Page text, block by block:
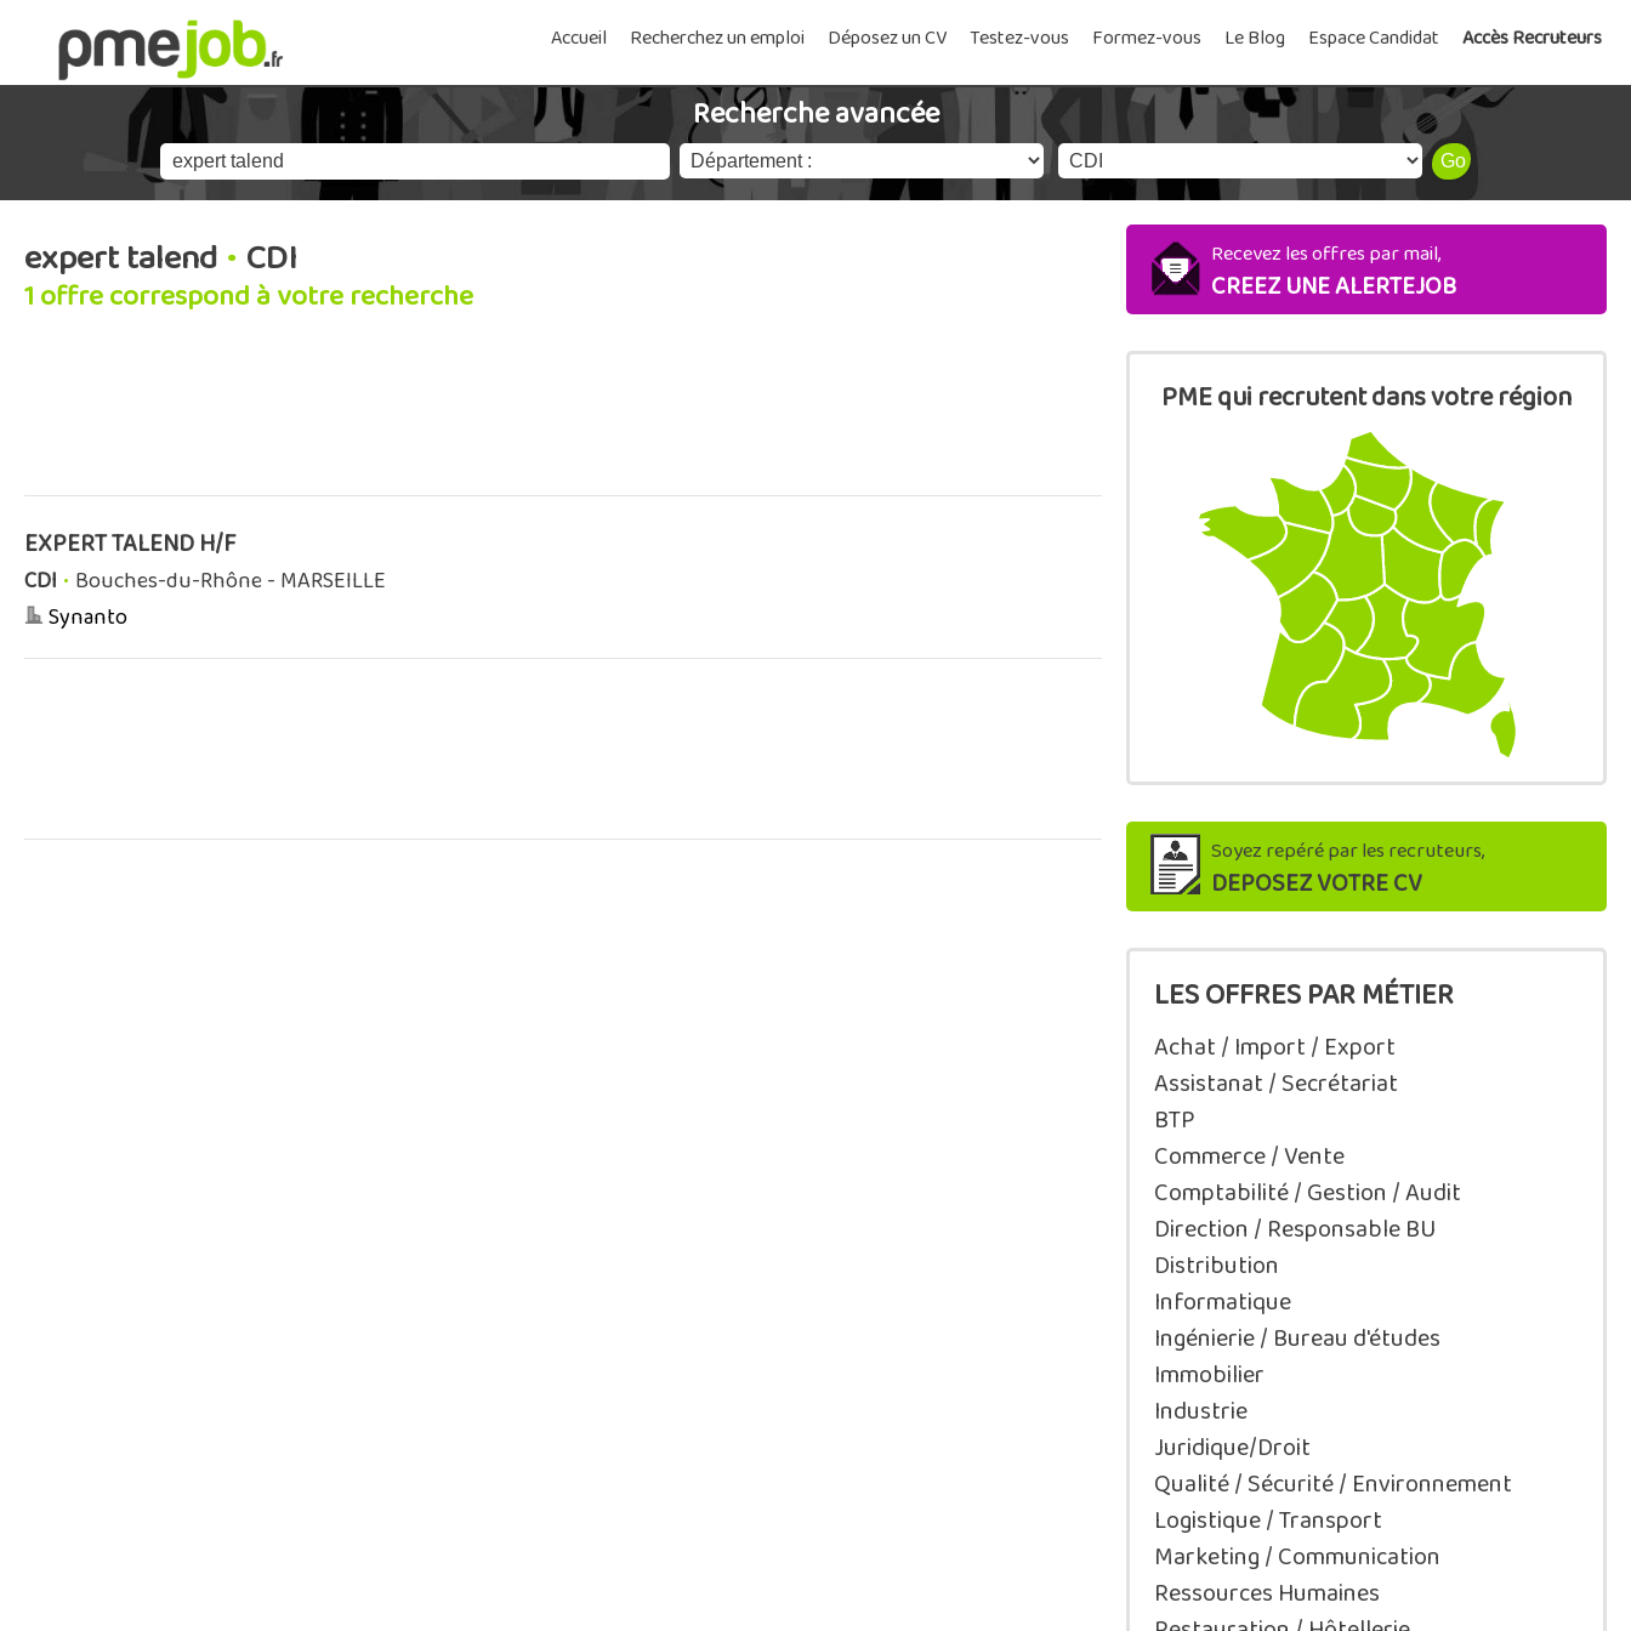
Accueil Recherchez un emploi Déposez un CV Testez-vous Formez-vous Le Blog Espace Candidat Accès Recruteurs
Recherche avancée
expert talend • CDI
1 offre correspond à votre recherche
EXPERT TALEND H/F
CDI • Bouches-du-Rhône - MARSEILLE
Synanto
Recevez les offres par mail,
CREEZ UNE ALERTEJOB
PME qui recrutent dans votre région
Soyez repéré par les recruteurs,
DEPOSEZ VOTRE CV
LES OFFRES PAR MÉTIER
Achat / Import / Export
Assistanat / Secrétariat
BTP
Commerce / Vente
Comptabilité / Gestion / Audit
Direction / Responsable BU
Distribution
Informatique
Ingénierie / Bureau d'études
Immobilier
Industrie
Juridique/Droit
Qualité / Sécurité / Environnement
Logistique / Transport
Marketing / Communication
Ressources Humaines